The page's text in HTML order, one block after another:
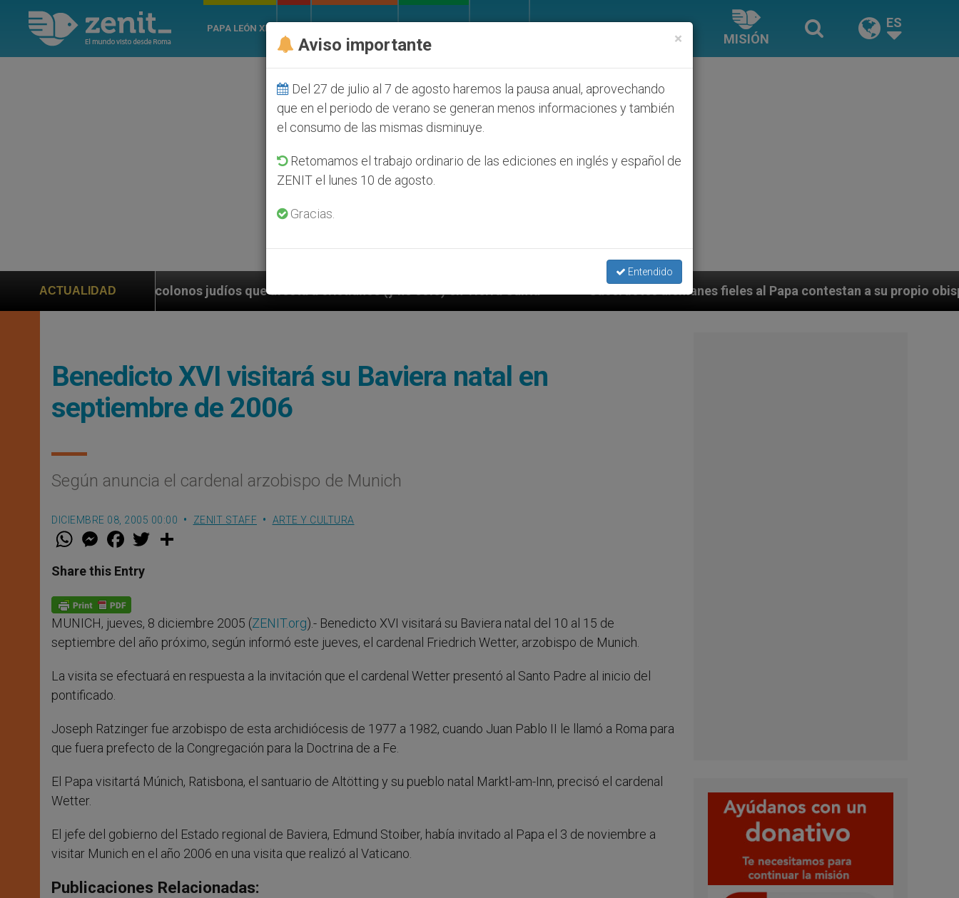
PAPA LEÓN XIV
MISIÓN
ES
ACTUALIDAD
colonos judíos que afecta a cristianos (y no sólo) en Tierra Santa Sacerdotes alemanes fieles al Papa contestan a su propio obispo (y cardenal)
Benedicto XVI visitará su Baviera natal en
septiembre de 2006
Según anuncia el cardenal arzobispo de Munich
DICIEMBRE 08, 2005 00:00 ZENIT STAFF ARTE Y CULTURA
W
t
s
p
p
M
e
s
e
g
e
r
F
a
e
b
o
k
w
Share this Entry
MUNICH, jueves, 8 diciembre 2005 (ZENIT.org).- Benedicto XVI visitará su Baviera natal del 10 al 15 de
septiembre del año próximo, según informó este jueves, el cardenal Friedrich Wetter, arzobispo de Munich.
La visita se efectuará en respuesta a la invitación que el cardenal Wetter presentó al Santo Padre al inicio del
pontificado.
Joseph Ratzinger fue arzobispo de esta archidiócesis de 1977 a 1982, cuando Juan Pablo II le llamó a Roma para
que fuera prefecto de la Congregación para la Doctrina de a Fe.
El Papa visitartá Múnich, Ratisbona, el santuario de Altötting y su pueblo natal Marktl-am-Inn, precisó el cardenal
Wetter.
El jefe del gobierno del Estado regional de Baviera, Edmund Stoiber, había invitado al Papa el 3 de noviembre a
visitar Munich en el año 2006 en una visita que realizó al Vaticano.
Publicaciones Relacionadas:
×
Aviso importante
Del 27 de julio al 7 de agosto haremos la pausa anual, aprovechando
que en el periodo de verano se generan menos informaciones y también
el consumo de las mismas disminuye.
Retomamos el trabajo ordinario de las ediciones en inglés y español de
ZENIT el lunes 10 de agosto.
Gracias.
Entendido